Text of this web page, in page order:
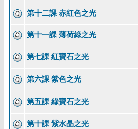
第十二課 赤紅色之光
第十一課 薄荷綠之光
第七課 紅寶石之光
第六課 紫色之光
第五課 綠寶石之光
第十課 紫水晶之光